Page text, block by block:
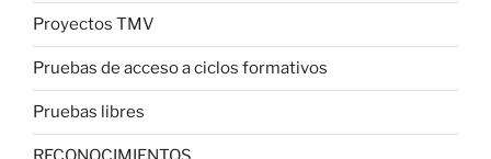
Proyectos TMV
Pruebas de acceso a ciclos formativos
Pruebas libres